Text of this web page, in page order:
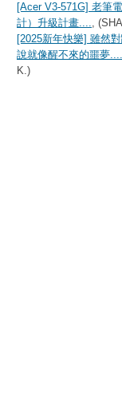
[Acer V3-571G] 老筆
計）升級計畫....,
[2025新年快樂] 雖然
說就像醒不來的噩夢....
K.)